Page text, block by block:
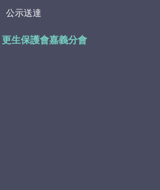
公示送達
更生保護會嘉義分會